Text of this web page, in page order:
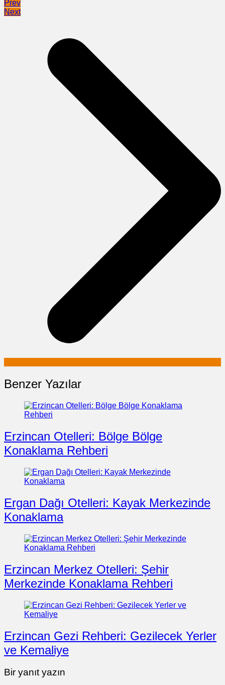
Prev
Next
Benzer Yazılar
Erzincan Otelleri: Bölge Bölge
Konaklama Rehberi
Ergan Dağı Otelleri: Kayak Merkezinde
Konaklama
Erzincan Merkez Otelleri: Şehir
Merkezinde Konaklama Rehberi
Erzincan Gezi Rehberi: Gezilecek Yerler
ve Kemaliye
Bir yanıt yazın